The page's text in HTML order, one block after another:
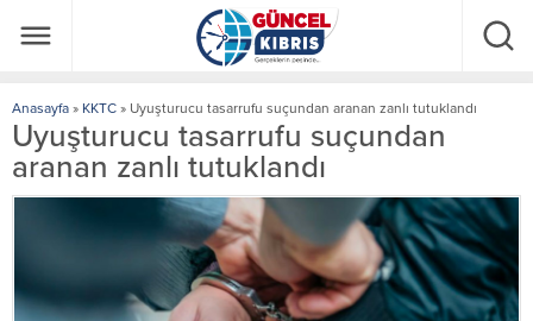
Anasayfa » KKTC » Uyuşturucu tasarrufu suçundan aranan zanlı tutuklandı
Uyuşturucu tasarrufu suçundan
aranan zanlı tutuklandı